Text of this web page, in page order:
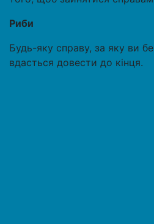
Риби
Будь-яку справу, за яку ви
вдасться довести до кінця.